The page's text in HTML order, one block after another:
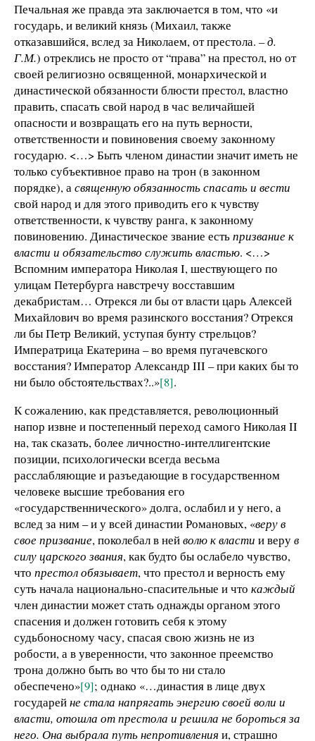
Печальная же правда эта заключается в том, что «и
государь, и великий князь (Михаил, также
отказавшийся, вслед за Николаем, от престола. – д.
Г.М.) отреклись не просто от “права” на престол, но от
своей религиозно освященной, монархической и
династической обязанности блюсти престол, властно
править, спасать свой народ в час величайшей
опасности и возвращать его на путь верности,
ответственности и повиновения своему законному
государю. <…> Быть членом династии значит иметь не
только субъективное право на трон (в законном
порядке), асвященную обязанность спасать и вести
свой народ и для этого приводить его к чувству
ответственности, к чувству ранга, к законному
повиновению. Династическое звание естьпризвание к
власти и обязательство служить властью. <…>
Вспомним императора Николая I, шествующего по
улицам Петербурга навстречу восставшим
декабристам… Отрекся ли бы от власти царь Алексей
Михайлович во время разинского восстания? Отрекся
ли бы Петр Великий, уступая бунту стрельцов?
Императрица Екатерина – во время пугачевского
восстания? Император Александр III – при каких бы то
ни было обстоятельствах?..»[8].
К сожалению, как представляется, революционный
напор извне и постепенный переход самого Николая II
на, так сказать, более личностно-интеллигентские
позиции, психологически всегда весьма
расслабляющие и разъедающие в государственном
человеке высшие требования его
«государственнического» долга, ослабил и у него, а
вслед за ним – и у всей династии Романовых, «веру в
свое призвание, поколебал в нейволю к власти и верув
силу царского звания, как будто бы ослабело чувство,
что престол обязывает, что престол и верность ему
суть начала национально-спасительные и что каждый
член династии может стать однажды органом этого
спасения и должен готовить себя к этому
судьбоносному часу, спасая свою жизнь не из
робости, а в уверенности, что законное преемство
трона должно быть во что бы то ни стало
обеспечено»[9]; однако «…династия в лице двух
государейне стала напрягать энергию своей воли и
власти, отошла от престола и решила не бороться за
него. Она выбрала путь непротивления и, страшно